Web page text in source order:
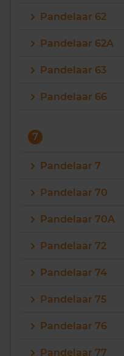
Pandelaar 62
Pandelaar 62A
Pandelaar 63
Pandelaar 66
7
Pandelaar 7
Pandelaar 70
Pandelaar 70A
Pandelaar 72
Pandelaar 74
Pandelaar 75
Pandelaar 76
Pandelaar 77